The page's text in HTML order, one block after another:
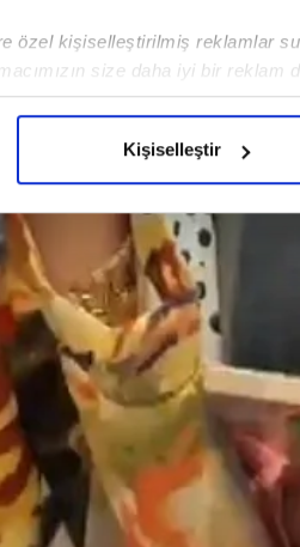
özel kişiselleştirilmiş reklamlar
size daha iyi bir
çabayı gösterdiğimizi ve bu
izin vermedikleri takdirde,
İnternet Sitemizde kendimize ve
işlenmekte olup gerekli olan
sitemizin daha işlevsel
amaçlarıyla sınırlı olarak açık
panel vasıtasıyla
Metnimiziziyaret edebilirsiniz.
uyarınca hazırlanmış
ilgili bilgi almak için lütfen
Kişiselleştir